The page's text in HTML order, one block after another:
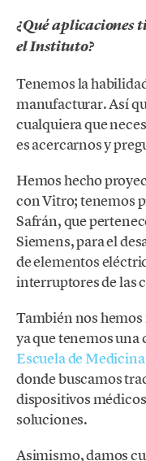
¿Qué aplicaciones
el Instituto?
Tenemos la
manufacturar. Así
cualquiera que
es acercarnos y
Hemos hecho
con Vitro; tenemos
Safrán, que
Siemens, para el
de elementos
interruptores de las
También nos
ya que tenemos
Escuela de
donde buscamos
dispositivos
soluciones.
Asimismo, damos